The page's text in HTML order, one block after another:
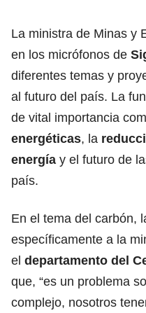
La ministra de Minas y
en los micrófonos de
diferentes temas y
al futuro del país. La
de vital importancia
energéticas, la
energía y el futuro de
país.
En el tema del carbón,
específicamente a la
el departamento del
que, “es un problema
complejo, nosotros